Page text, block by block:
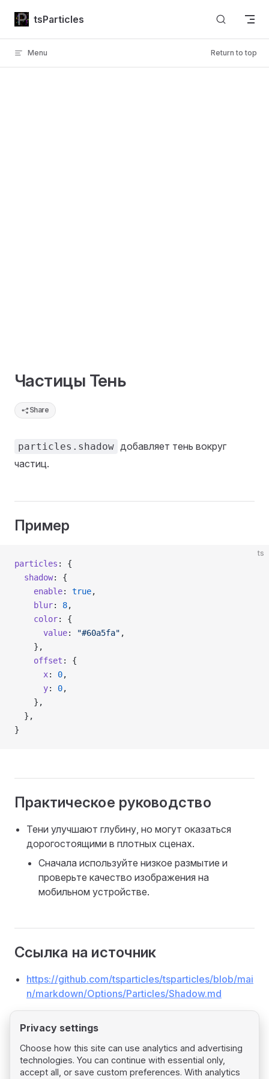
Skip to content
tsParticles
Menu Return to top
Частицы Тень
Share
particles.shadow добавляет тень вокруг
частиц.
Пример
ts
particles : {
  shadow
: {
    enable
: true,
    blur
: 8,
    color
: {
      value
: "#60a5fa" ,
    },
    offset
: {
      x
: 0,
      y
: 0,
    },
  },
}
Практическое руководство
Тени улучшают глубину, но могут оказаться
дорогостоящими в плотных сценах.
Сначала используйте низкое размытие и
проверьте качество изображения на
мобильном устройстве.
Ссылка на источник
https://github.com/tsparticles/tsparticles/blob/mai
n/markdown/Options/Particles/Shadow.md
PagerPrevious page
Privacy settings
Choose how this site can use analytics and advertising
technologies. You can continue with essential only,
accept all, or save custom preferences. With analytics